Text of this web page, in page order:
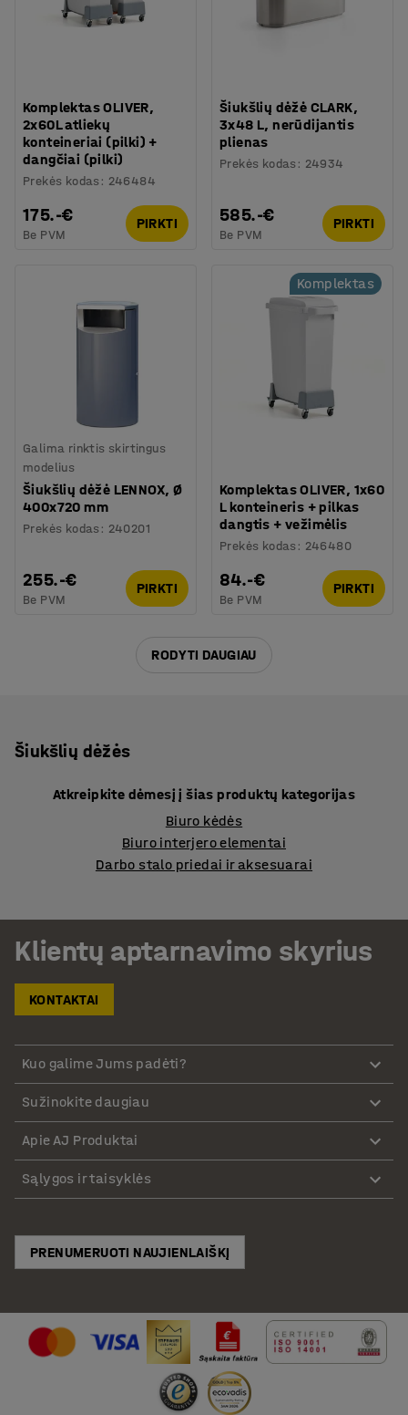
Komplektas OLIVER,
2x60L atliekų
konteineriai (pilki) +
dangčiai (pilki)
Prekės kodas : 246484
175.-€
Be PVM
PIRKTI
Šiukšlių dėžė CLARK,
3x48 L, nerūdijantis
plienas
Prekės kodas : 24934
585.-€
Be PVM
PIRKTI
Galima rinktis skirtingus
modelius
Šiukšlių dėžė LENNOX, Ø
400x720 mm
Prekės kodas : 240201
255.-€
Be PVM
PIRKTI
Komplektas
Komplektas OLIVER, 1x60
L konteineris + pilkas
dangtis + vežimėlis
Prekės kodas : 246480
84.-€
Be PVM
PIRKTI
RODYTI DAUGIAU
Šiukšlių dėžės
Atkreipkite dėmesį į šias produktų kategorijas
Biuro kėdės
Biuro interjero elementai
Darbo stalo priedai ir aksesuarai
Klientų aptarnavimo skyrius
KONTAKTAI
Kuo galime Jums padėti?
Sužinokite daugiau
Apie AJ Produktai
Sąlygos ir taisyklės
PRENUMERUOTI NAUJIENLAIŠKĮ